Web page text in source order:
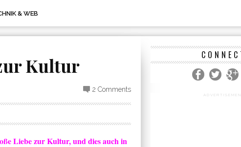
& WEB
Kultur
2 Comments
Liebe zur Kultur, und dies auch in